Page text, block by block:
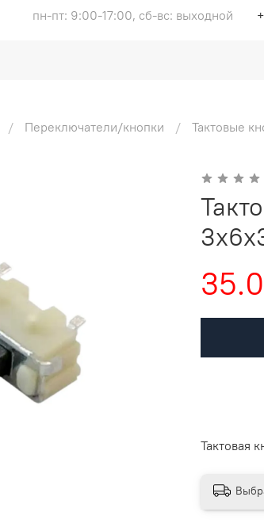
пн-пт: 9:00-17:00, сб-вс: выходной
Переключатели/кнопки Тактовые
Тактовая